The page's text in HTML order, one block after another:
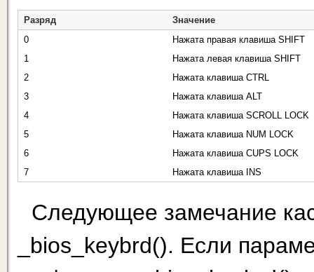
Разряд
Значение
0
Нажата правая клавиша SHIFT
1
Нажата левая клавиша SHIFT
2
Нажата клавиша CTRL
3
Нажата клавиша ALT
4
Нажата клавиша SCROLL LOCK
5
Нажата клавиша NUM LOCK
6
Нажата клавиша CUPS LOCK
7
Нажата клавиша INS
Следующее замечание
_bios_keybrd(). Если